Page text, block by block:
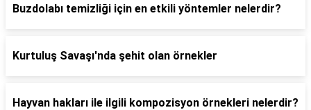
Buzdolabı temizliği için en etkili yöntemler nelerdir?
Kurtuluş Savaşı'nda şehit olan örnekler
Hayvan hakları ile ilgili kompozisyon örnekleri nelerdir?